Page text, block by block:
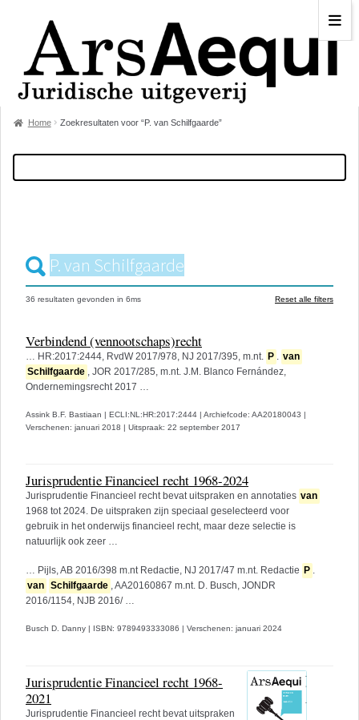
Home Zoekresultaten voor “P. van Schilfgaarde”
36 resultaten gevonden in 6ms Reset alle filters
Verbindend (vennootschaps)recht
… HR:2017:2444, RvdW 2017/978, NJ 2017/395, m.nt. P . van
Schilfgaarde , JOR 2017/285, m.nt. J.M. Blanco Fernández,
Ondernemingsrecht 2017 …
Assink B.F. Bastiaan | ECLI:NL:HR:2017:2444 | Archiefcode: AA20180043 |
Verschenen: januari 2018 | Uitspraak: 22 september 2017
Jurisprudentie Financieel recht 1968-2024
Jurisprudentie Financieel recht bevat uitspraken en annotaties van
1968 tot 2024. De uitspraken zijn speciaal geselecteerd voor
gebruik in het onderwijs financieel recht, maar deze selectie is
natuurlijk ook zeer …
… Pijls, AB 2016/398 m.nt Redactie, NJ 2017/47 m.nt. Redactie P .
van Schilfgaarde , AA20160867 m.nt. D. Busch, JONDR
2016/1154, NJB 2016/ …
Busch D. Danny ISBN: 9789493333086 Verschenen: januari 2024
Jurisprudentie Financieel recht 1968-
2021
Jurisprudentie Financieel recht bevat uitspraken